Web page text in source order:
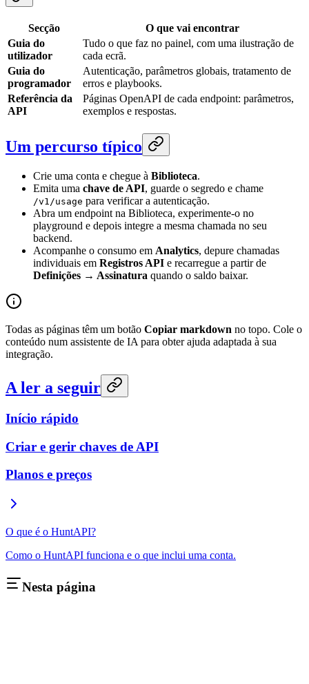
Secção
O que vai encontrar
Guia do
utilizador
Tudo o que faz no painel, com uma ilustração de
cada ecrã.
Guia do
programador
Autenticação, parâmetros globais, tratamento de
erros e playbooks.
Referência da
API
Páginas OpenAPI de cada endpoint: parâmetros,
exemplos e respostas.
Um percurso típico
Crie uma conta e chegue à Biblioteca.
Emita uma chave de API, guarde o segredo e chame
/v1/usage para verificar a autenticação.
Abra um endpoint na Biblioteca, experimente-o no
playground e depois integre a mesma chamada no seu
backend.
Acompanhe o consumo em Analytics, depure chamadas
individuais em Registros API e recarregue a partir de
Definições → Assinatura quando o saldo baixar.
Todas as páginas têm um botão Copiar markdown no topo. Cole o
conteúdo num assistente de IA para obter ajuda adaptada à sua
integração.
A ler a seguir
Início rápido
Criar e gerir chaves de API
Planos e preços
O que é o HuntAPI?
Como o HuntAPI funciona e o que inclui uma conta.
Nesta página